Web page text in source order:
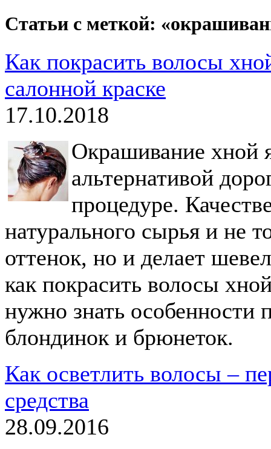
Статьи с меткой:
Как покрасить волосы
салонной краске
17.10.2018
Окрашивание хной
альтернативой
процедуре.
натурального сырья и не
оттенок, но и делает
как покрасить волосы
нужно знать особенности
блондинок и брюнеток.
Как осветлить волосы –
средства
28.09.2016